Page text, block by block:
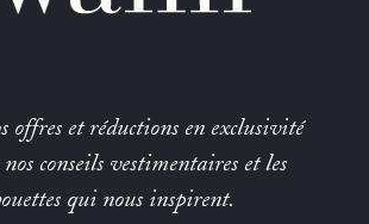
offres et réductions en exclusivité
conseils vestimentaires et les
qui nous inspirent.